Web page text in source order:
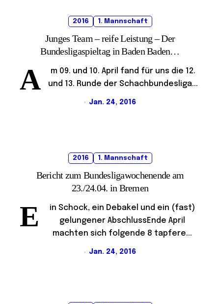
2016 1. Mannschaft
Junges Team – reife Leistung – Der
Bundesligaspieltag in Baden Baden…
A
m 09. und 10. April fand für uns die 12.
und 13. Runde der Schachbundesliga...
Jan. 24, 2016
2016 1. Mannschaft
Bericht zum Bundesligawochenende am
23./24.04. in Bremen
E
in Schock, ein Debakel und ein (fast)
gelungener AbschlussEnde April
machten sich folgende 8 tapfere...
Jan. 24, 2016